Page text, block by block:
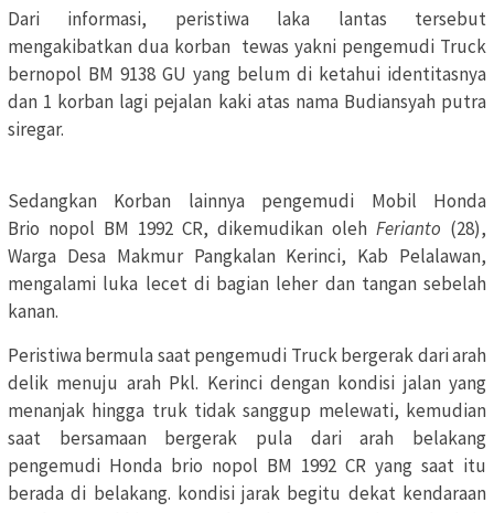
Dari informasi, peristiwa laka lantas tersebut
mengakibatkan dua korban tewas yakni pengemudi Truck
bernopol BM 9138 GU yang belum di ketahui identitasnya
dan 1 korban lagi pejalan kaki atas nama Budiansyah putra
siregar.
Sedangkan Korban lainnya pengemudi Mobil Honda
Brio nopol BM 1992 CR, dikemudikan oleh Ferianto (28),
Warga Desa Makmur Pangkalan Kerinci, Kab Pelalawan,
mengalami luka lecet di bagian leher dan tangan sebelah
kanan.
Peristiwa bermula saat pengemudi Truck bergerak dari arah
delik menuju arah Pkl. Kerinci dengan kondisi jalan yang
menanjak hingga truk tidak sanggup melewati, kemudian
saat bersamaan bergerak pula dari arah belakang
pengemudi Honda brio nopol BM 1992 CR yang saat itu
berada di belakang. kondisi jarak begitu dekat kendaraan